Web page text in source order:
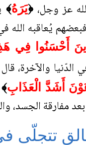
عز وجل،﴿يَرَهُ﴾
يُعاقبه الله
أَحْسَنُوا فِي
الدّنيا والآخرة،
أَشَدَّ الْعَذَابِ﴾
مفارقة الجسد،
تتجلّى